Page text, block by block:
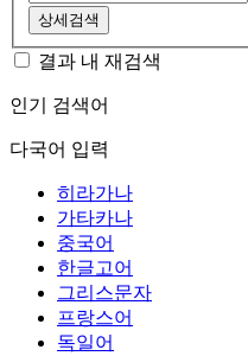
상세검색
결과 내 재검색
인기 검색어
다국어 입력
히라가나
가타카나
중국어
한글고어
그리스문자
프랑스어
독일어